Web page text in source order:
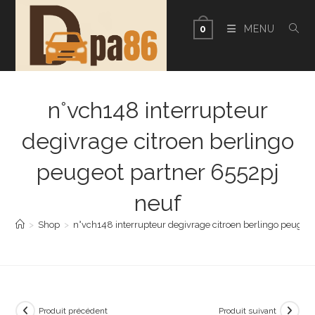
0 MENU
n°vch148 interrupteur
degivrage citroen berlingo
peugeot partner 6552pj
neuf
> Shop > n°vch148 interrupteur degivrage citroen berlingo
Produit précédent Produit suivant